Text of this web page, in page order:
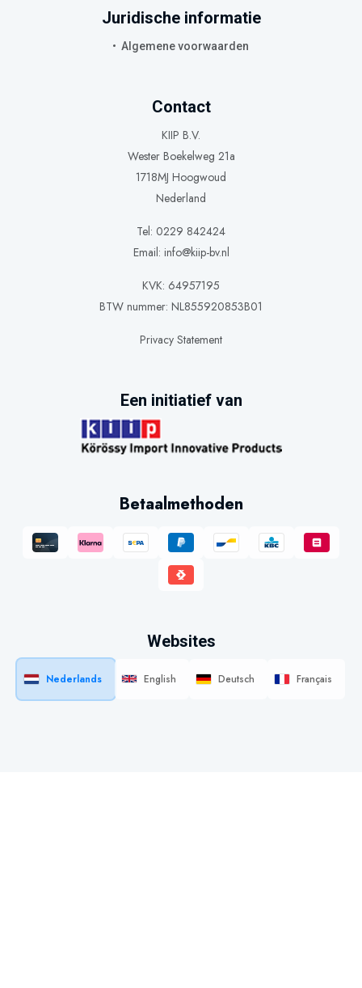
Juridische informatie
Algemene voorwaarden
Contact
KIIP B.V.
Wester Boekelweg 21a
1718MJ Hoogwoud
Nederland
Tel: 0229 842424
Email: info@kiip-bv.nl
KVK: 64957195
BTW nummer: NL855920853B01
Privacy Statement
Een initiatief van
Betaalmethoden
Websites
Nederlands English Deutsch Français